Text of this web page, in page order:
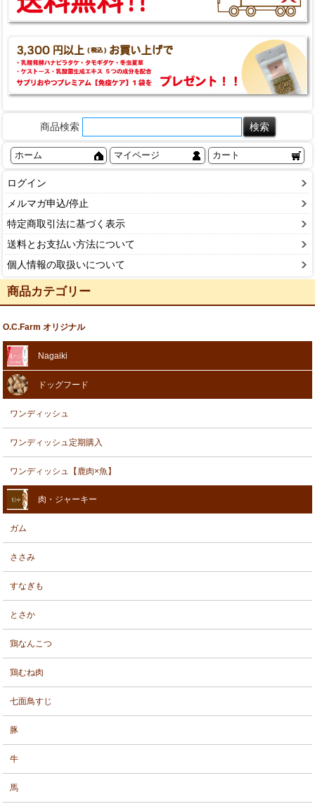
商品検索
ホーム マイページ カート
ログイン
メルマガ申込/停止
特定商取引法に基づく表示
送料とお支払い方法について
個人情報の取扱いについて
商品カテゴリー
O.C.Farm オリジナル
Nagaiki
ドッグフード
ワンディッシュ
ワンディッシュ定期購入
ワンディッシュ【鹿肉×魚】
肉・ジャーキー
ガム
ささみ
すなぎも
とさか
鶏なんこつ
鶏むね肉
七面鳥すじ
豚
牛
馬